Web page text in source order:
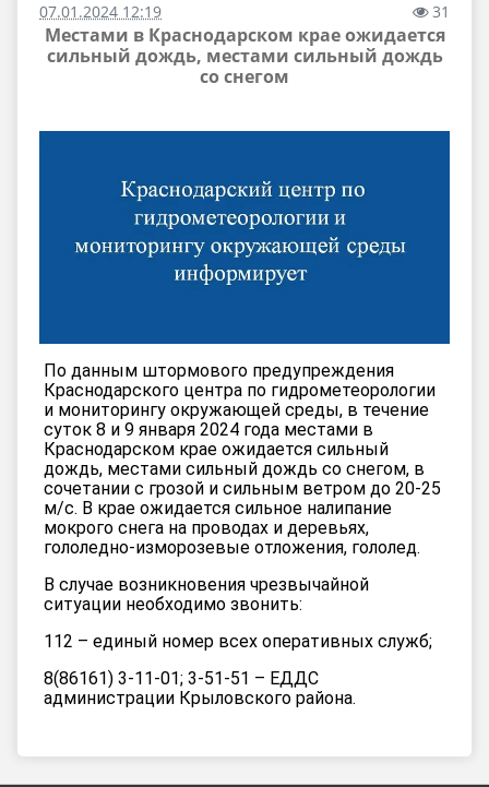
07.01.2024 12:19 31
Местами в Краснодарском крае ожидается
сильный дождь, местами сильный дождь
со снегом
По данным штормового предупреждения
Краснодарского центра по гидрометеорологии
и мониторингу окружающей среды, в течение
суток 8 и 9 января 2024 года местами в
Краснодарском крае ожидается сильный
дождь, местами сильный дождь со снегом, в
сочетании с грозой и сильным ветром до 20-25
м/с. В крае ожидается сильное налипание
мокрого снега на проводах и деревьях,
гололедно-изморозевые отложения, гололед.
В случае возникновения чрезвычайной
ситуации необходимо звонить:
112 – единый номер всех оперативных служб;
8(86161) 3-11-01; 3-51-51 – ЕДДС
администрации Крыловского района.